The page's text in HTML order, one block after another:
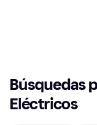
Búsquedas
Eléctricos